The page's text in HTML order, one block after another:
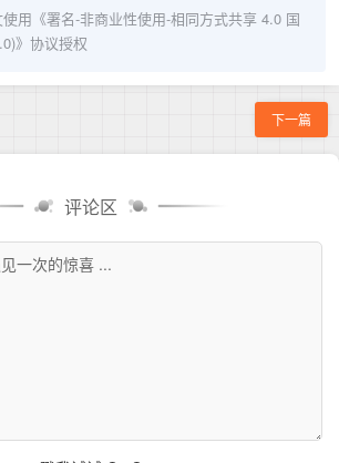
用《署名-非商业性使用-相同方式共享 4.0 国
》协议授权
下一篇
评论区